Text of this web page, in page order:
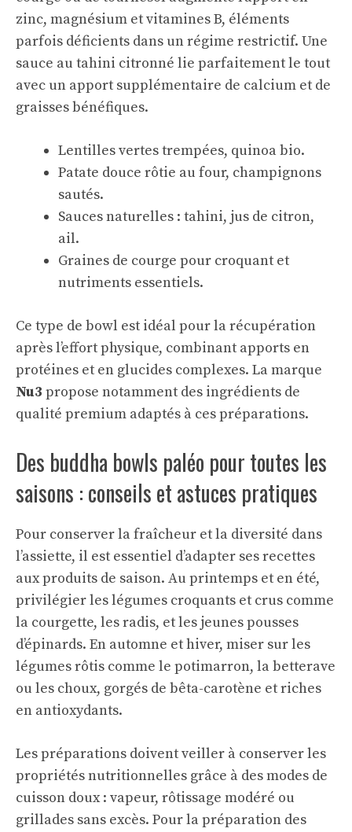
zinc, magnésium et vitamines B, éléments
parfois déficients dans un régime restrictif. Une
sauce au tahini citronné lie parfaitement le tout
avec un apport supplémentaire de calcium et de
graisses bénéfiques.
Lentilles vertes trempées, quinoa bio.
Patate douce rôtie au four, champignons
sautés.
Sauces naturelles : tahini, jus de citron,
ail.
Graines de courge pour croquant et
nutriments essentiels.
Ce type de bowl est idéal pour la récupération
après l’effort physique, combinant apports en
protéines et en glucides complexes. La marque
Nu3 propose notamment des ingrédients de
qualité premium adaptés à ces préparations.
Des buddha bowls paléo pour toutes les
saisons : conseils et astuces pratiques
Pour conserver la fraîcheur et la diversité dans
l’assiette, il est essentiel d’adapter ses recettes
aux produits de saison. Au printemps et en été,
privilégier les légumes croquants et crus comme
la courgette, les radis, et les jeunes pousses
d’épinards. En automne et hiver, miser sur les
légumes rôtis comme le potimarron, la betterave
ou les choux, gorgés de bêta-carotène et riches
en antioxydants.
Les préparations doivent veiller à conserver les
propriétés nutritionnelles grâce à des modes de
cuisson doux : vapeur, rôtissage modéré ou
grillades sans excès. Pour la préparation des